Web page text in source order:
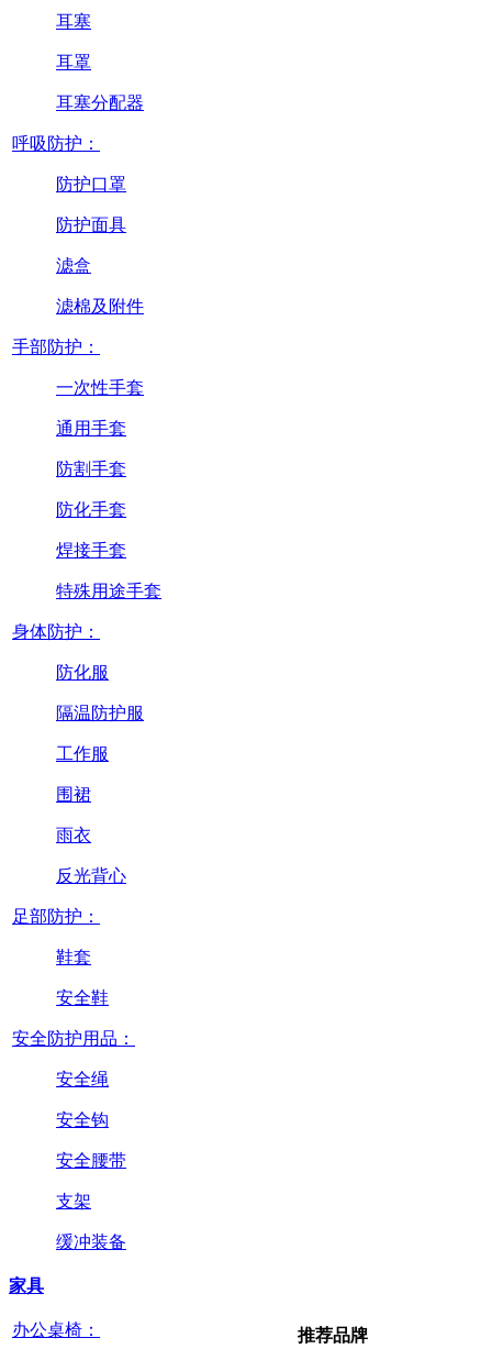
耳塞
耳罩
耳塞分配器
呼吸防护：
防护口罩
防护面具
滤盒
滤棉及附件
手部防护：
一次性手套
通用手套
防割手套
防化手套
焊接手套
特殊用途手套
身体防护：
防化服
隔温防护服
工作服
围裙
雨衣
反光背心
足部防护：
鞋套
安全鞋
安全防护用品：
安全绳
安全钩
安全腰带
支架
缓冲装备
家具
办公桌椅： 推荐品牌